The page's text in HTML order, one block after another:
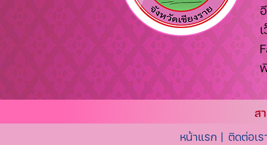
ส
หน้าแรก | ติดต่อเร